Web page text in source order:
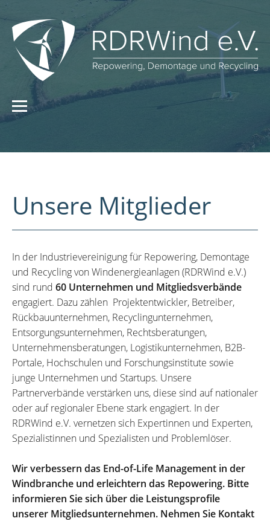
Unsere Mitglieder
In der Industrievereinigung für Repowering, Demontage
und Recycling von Windenergieanlagen (RDRWind e.V.)
sind rund 60 Unternehmen und Mitgliedsverbände
engagiert. Dazu zählen Projektentwickler, Betreiber,
Rückbauunternehmen, Recyclingunternehmen,
Entsorgungsunternehmen, Rechtsberatungen,
Unternehmensberatungen, Logistikunternehmen, B2B-
Portale, Hochschulen und Forschungsinstitute sowie
junge Unternehmen und Startups. Unsere
Partnerverbände verstärken uns, diese sind auf nationaler
oder auf regionaler Ebene stark engagiert. In der
RDRWind e.V. vernetzen sich Expertinnen und Experten,
Spezialistinnen und Spezialisten und Problemlöser.
Wir verbessern das End-of-Life Management in der
Windbranche und erleichtern das Repowering. Bitte
informieren Sie sich über die Leistungsprofile
unserer Mitgliedsunternehmen. Nehmen Sie Kontakt